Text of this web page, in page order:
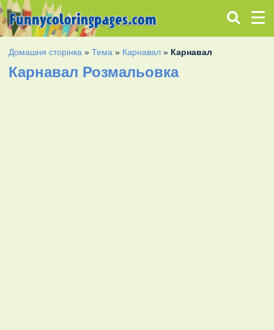
Домашня сторінка »Тема » Карнавал » Карнавал
Карнавал Розмальовка